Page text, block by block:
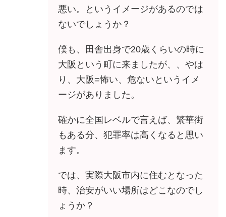
悪い。というイメージがあるのでは
ないでしょうか？
僕も、田舎出身で20歳くらいの時に
大阪という町に来ましたが、、やは
り、大阪=怖い、危ないというイメ
ージがありました。
確かに全国レベルで言えば、繁華街
もある分、犯罪率は高くなると思い
ます。
では、実際大阪市内に住むとなった
時、治安がいい場所はどこなのでし
ょうか？